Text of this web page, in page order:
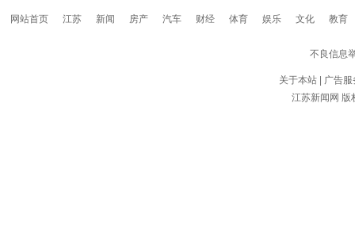
网站首页 江苏 新闻 房产 汽车 财经 体育 娱乐 文化 教育
不良信息
关于本站
广告服
江苏新闻网 版